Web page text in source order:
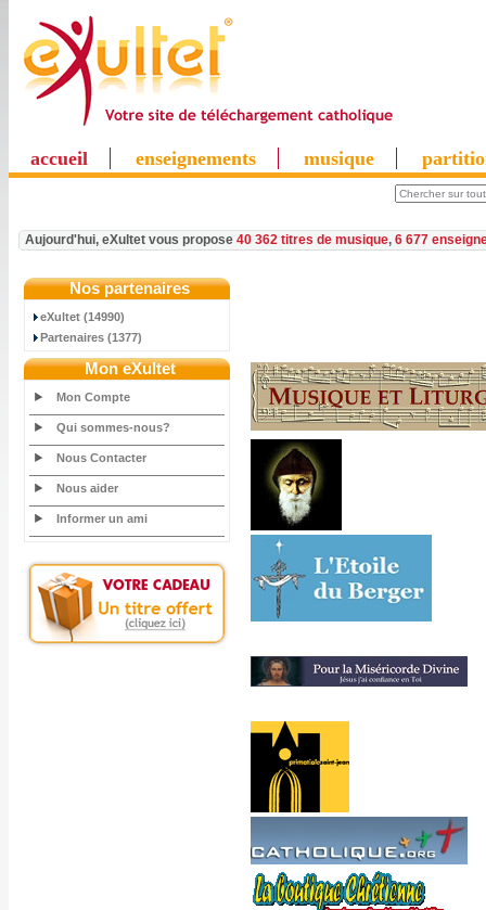
accueil enseignements musique
Aujourd'hui, eXultet vous propose 40 362 titres de musique, 6 677
Nos partenaires
eXultet (14990)
Partenaires (1377)
Mon eXultet
Mon Compte
Qui sommes-nous?
Nous Contacter
Nous aider
Informer un ami